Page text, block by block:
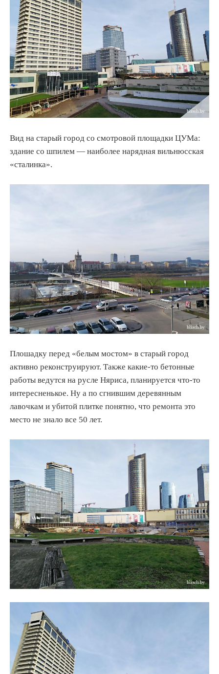
Вид на старый город со смотровой площадки ЦУМа:
здание со шпилем — наиболее нарядная вильнюсская
«сталинка».
Плошадку перед «белым мостом» в старый город
активно реконструируют. Также какие-то бетонные
работы ведутся на русле Няриса, планируется что-то
интересненькое. Ну а по сгнившим деревянным
лавочкам и убитой плитке понятно, что ремонта это
место не знало все 50 лет.